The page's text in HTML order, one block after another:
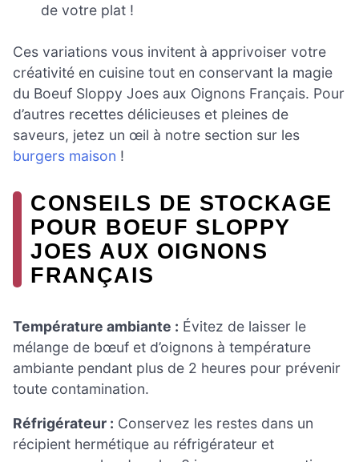
de votre plat !
Ces variations vous invitent à apprivoiser votre
créativité en cuisine tout en conservant la magie
du Boeuf Sloppy Joes aux Oignons Français. Pour
d’autres recettes délicieuses et pleines de
saveurs, jetez un œil à notre section sur les
burgers maison !
CONSEILS DE STOCKAGE
POUR BOEUF SLOPPY
JOES AUX OIGNONS
FRANÇAIS
Température ambiante : Évitez de laisser le
mélange de bœuf et d’oignons à température
ambiante pendant plus de 2 heures pour prévenir
toute contamination.
Réfrigérateur : Conservez les restes dans un
récipient hermétique au réfrigérateur et